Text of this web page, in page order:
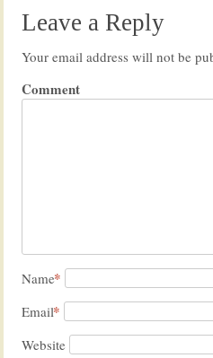
Leave a Reply
Your email address will not be
Comment
Name*
Email*
Website